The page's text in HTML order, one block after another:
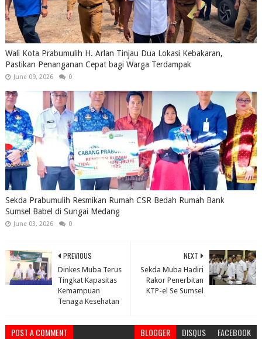
Wali Kota Prabumulih H. Arlan Tinjau Dua Lokasi Kebakaran,
Pastikan Penanganan Cepat bagi Warga Terdampak
June 09, 2026 0
Sekda Prabumulih Resmikan Rumah CSR Bedah Rumah Bank
Sumsel Babel di Sungai Medang
June 03, 2026 0
NEXT
Sekda Muba Hadiri
Rakor Penerbitan
KTP-el Se Sumsel
PREVIOUS
Dinkes Muba Terus
Tingkat Kapasitas
Kemampuan
Tenaga Kesehatan
POST A COMMENT BLOGGER DISQUS FACEBOOK